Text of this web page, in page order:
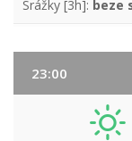
Srážky [3h]: beze
23:00